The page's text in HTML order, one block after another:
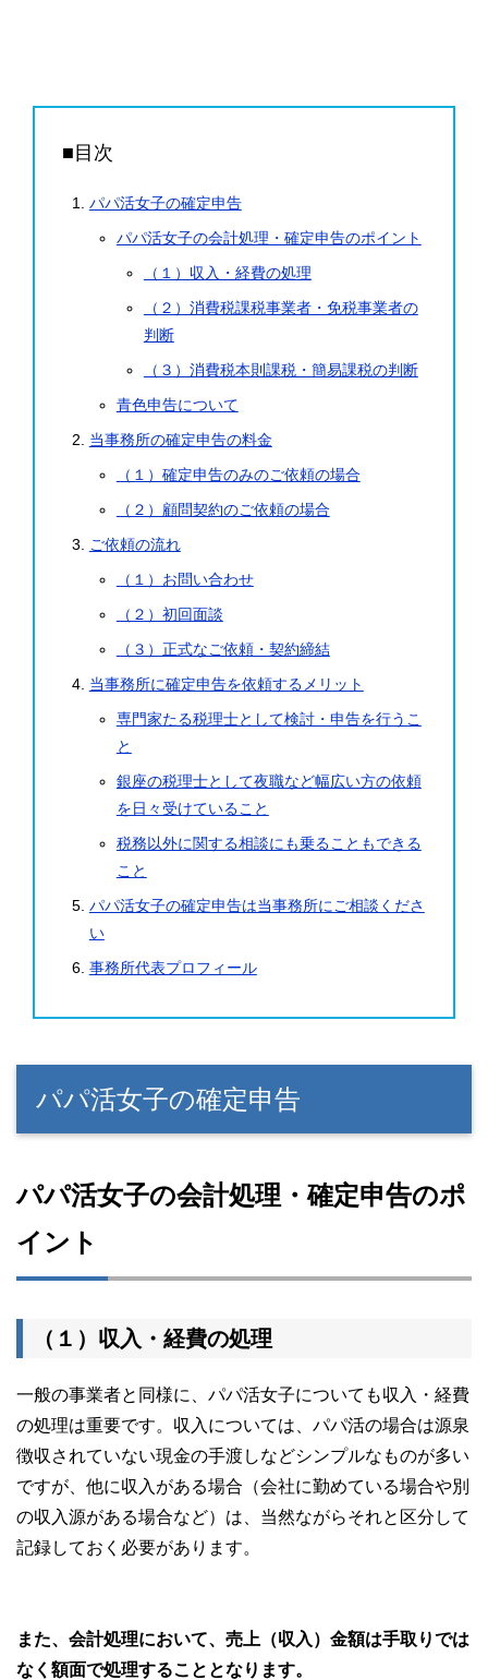
■目次
パパ活女子の確定申告
パパ活女子の会計処理・確定申告のポイント
（１）収入・経費の処理
（２）消費税課税事業者・免税事業者の
判断
（３）消費税本則課税・簡易課税の判断
青色申告について
当事務所の確定申告の料金
（１）確定申告のみのご依頼の場合
（２）顧問契約のご依頼の場合
ご依頼の流れ
（１）お問い合わせ
（２）初回面談
（３）正式なご依頼・契約締結
当事務所に確定申告を依頼するメリット
専門家たる税理士として検討・申告を行うこ
と
銀座の税理士として夜職など幅広い方の依頼
を日々受けていること
税務以外に関する相談にも乗ることもできる
こと
パパ活女子の確定申告は当事務所にご相談くださ
い
事務所代表プロフィール
パパ活女子の確定申告
パパ活女子の会計処理・確定申告のポ
イント
（１）収入・経費の処理
一般の事業者と同様に、パパ活女子についても収入・経費
の処理は重要です。収入については、パパ活の場合は源泉
徴収されていない現金の手渡しなどシンプルなものが多い
ですが、他に収入がある場合（会社に勤めている場合や別
の収入源がある場合など）は、当然ながらそれと区分して
記録しておく必要があります。
また、会計処理において、売上（収入）金額は手取りでは
なく額面で処理することとなります。